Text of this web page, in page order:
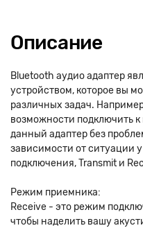
Описание
Bluetooth аудио адаптер
устройством, которое вы
различных задач.
возможности подключить
данный адаптер без
зависимости от ситуации
подключения, Transmit и
Режим приемника:
Receive - это режим
чтобы наделить вашу